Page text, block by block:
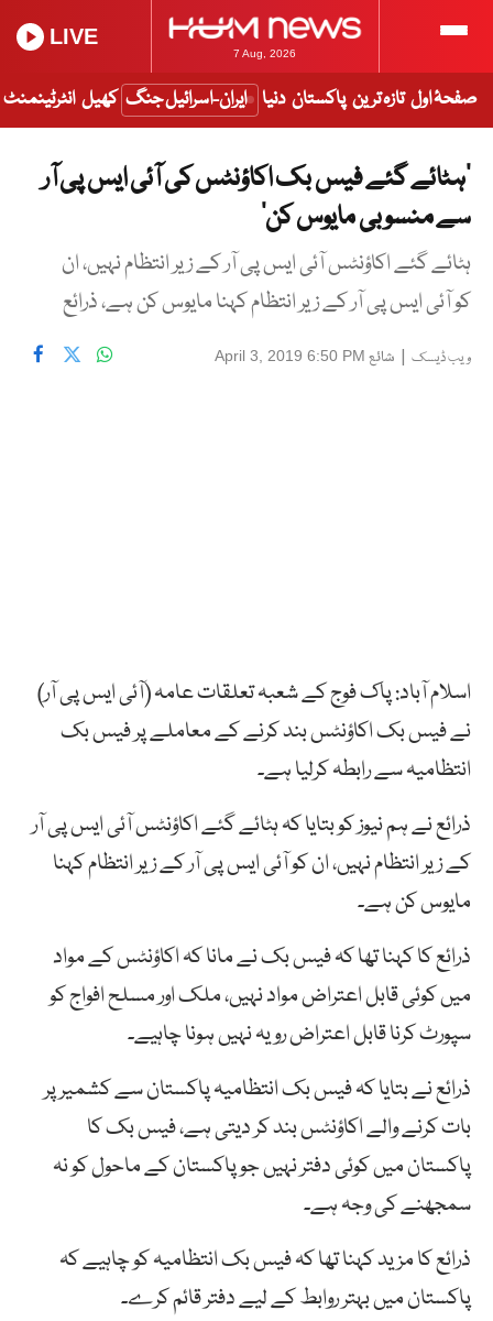
7 Aug, 2026
LIVE
صفحۂ اول تازہ ترین پاکستان دنیا ایران-اسرائیل جنگ کھیل انٹرٹینمنٹ
’ہٹائے گئے فیس بک اکاؤنٹس کی آئی ایس پی آر
سے منسوبی مایوس کن‘
ہٹائے گئے اکاؤنٹس آئی ایس پی آر کے زیر انتظام نہیں، ان
کو آئی ایس پی آر کے زیر انتظام کہنا مایوس کن ہے، ذرائع
ویب ڈیسک | شائع April 3, 2019 6:50 PM
اسلام آباد: پاک فوج کے شعبہ تعلقات عامہ (آئی ایس پی آر)
نے فیس بک اکاؤنٹس بند کرنے کے معاملے پر فیس بک
انتظامیہ سے رابطہ کرلیا ہے۔
ذرائع نے ہم نیوز کو بتایا کہ ہٹائے گئے اکاؤنٹس آئی ایس پی آر
کے زیر انتظام نہیں، ان کو آئی ایس پی آر کے زیر انتظام کہنا
مایوس کن ہے۔
ذرائع کا کہنا تھا کہ فیس بک نے مانا کہ اکاؤنٹس کے مواد
میں کوئی قابل اعتراض مواد نہیں، ملک اور مسلح افواج کو
سپورٹ کرنا قابل اعتراض رویہ نہیں ہونا چاہیے۔
ذرائع نے بتایا کہ فیس بک انتظامیہ پاکستان سے کشمیر پر
بات کرنے والے اکاؤنٹس بند کر دیتی ہے، فیس بک کا
پاکستان میں کوئی دفتر نہیں جو پاکستان کے ماحول کو نہ
سمجھنے کی وجہ ہے۔
ذرائع کا مزید کہنا تھا کہ فیس بک انتظامیہ کو چاہیے کہ
پاکستان میں بہتر روابط کے لیے دفتر قائم کرے۔